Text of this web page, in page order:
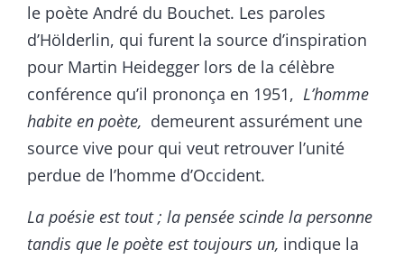
le poète André du Bouchet. Les paroles
d’Hölderlin, qui furent la source d’inspiration
pour Martin Heidegger lors de la célèbre
conférence qu’il prononça en 1951, L’homme
habite en poète, demeurent assurément une
source vive pour qui veut retrouver l’unité
perdue de l’homme d’Occident.
La poésie est tout ; la pensée scinde la personne
tandis que le poète est toujours un, indique la